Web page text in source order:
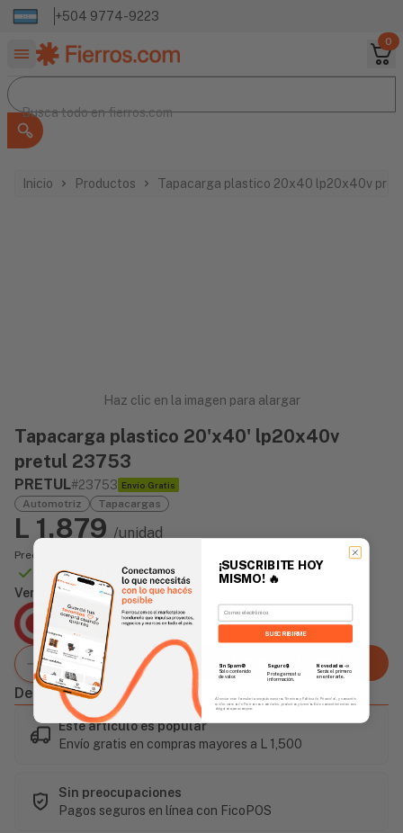
+504 9774-9223
0
Buscar productos
Busca todo en
Busca todo enfierros.com
Inicio Productos Tapacarga plastico 20x40 lp20x40v
Haz clic en la imagen para alargar
Tapacarga plastico 20'x40' lp20x40v
pretul 23753
PRETUL#23753 Envío Gratis
Automotriz Tapacargas
L 1,879 /unidad
Precio incluye impuesto sobre ventas
Disponible Online
Vendido Por:
Agencia Global
2 días - Tiempo de Entrega Promedio
Agregar al carrito
Descripción
Este artículo es popular
Envío gratis en compras mayores a L 1,500
Sin preocupaciones
Pagos seguros en línea con FicoPOS
¡SUSCRIBITE HOY
MISMO! 🔥
Email
SUSCRIBIRME
Sin Spam 🚫
Solo contenido
de valor.
Seguro 🔒
Protegemos tu
información.
Novedades 📣
Serás el primero
en enterarte.
Al enviar este formulario, aceptás nuestros Términos y Política de Privacidad, y consentís
recibir correos de Fierros con novedades, productos y eventos. Este consentimiento no es
obligatorio para comprar.